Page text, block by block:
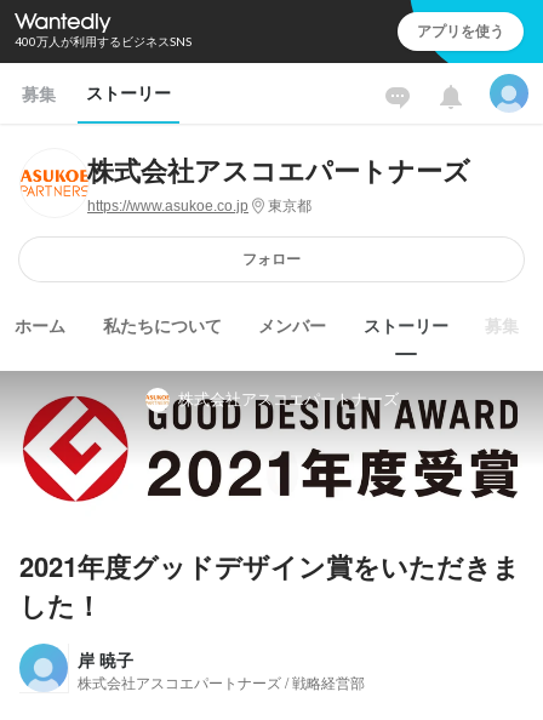
400万人が利用するビジネスSNS アプリを使う
募集 ストーリー
株式会社アスコエパートナーズ
https://www.asukoe.co.jp 東京都
フォロー
ホーム 私たちについて メンバー ストーリー 募集
株式会社アスコエパートナーズ
2021年度グッドデザイン賞をいただきま
した！
岸 暁子
株式会社アスコエパートナーズ / 戦略経営部